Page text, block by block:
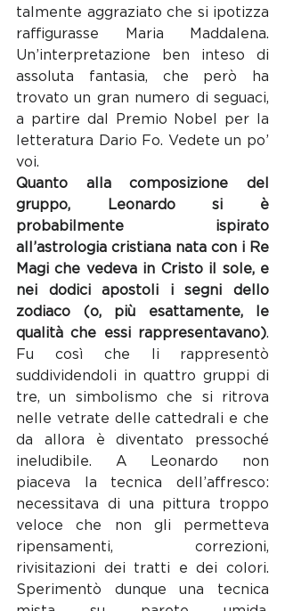
talmente aggraziato che si ipotizza
raffigurasse Maria Maddalena.
Un’interpretazione ben inteso di
assoluta fantasia, che però ha
trovato un gran numero di seguaci,
a partire dal Premio Nobel per la
letteratura Dario Fo. Vedete un po’
voi.
Quanto alla composizione del
gruppo, Leonardo si è
probabilmente ispirato
all’astrologia cristiana nata con i Re
Magi che vedeva in Cristo il sole, e
nei dodici apostoli i segni dello
zodiaco (o, più esattamente, le
qualità che essi rappresentavano).
Fu così che li rappresentò
suddividendoli in quattro gruppi di
tre, un simbolismo che si ritrova
nelle vetrate delle cattedrali e che
da allora è diventato pressoché
ineludibile. A Leonardo non
piaceva la tecnica dell’affresco:
necessitava di una pittura troppo
veloce che non gli permetteva
ripensamenti, correzioni,
rivisitazioni dei tratti e dei colori.
Sperimentò dunque una tecnica